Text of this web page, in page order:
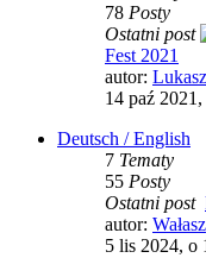
78 Posty
Ostatni post
Fest 2021
autor:
14 paź
Deutsch / English
7 Tematy
55 Posty
Ostatni post
autor: Wałasz
5 lis 2024, o